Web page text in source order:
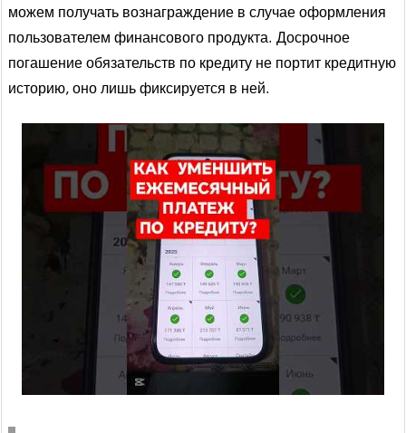
можем получать вознаграждение в случае оформления
пользователем финансового продукта. Досрочное
погашение обязательств по кредиту не портит кредитную
историю, оно лишь фиксируется в ней.